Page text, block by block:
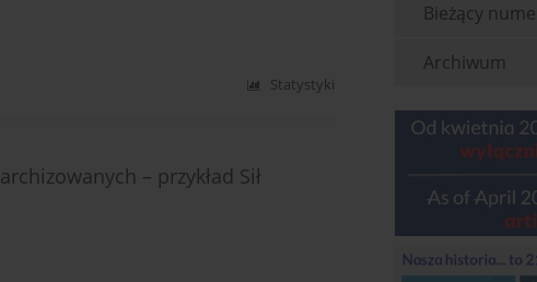
Statystyki
– przykład Sił
Bieżący
Archiwum